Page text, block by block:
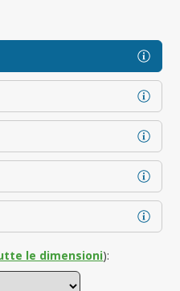
le dimensioni):